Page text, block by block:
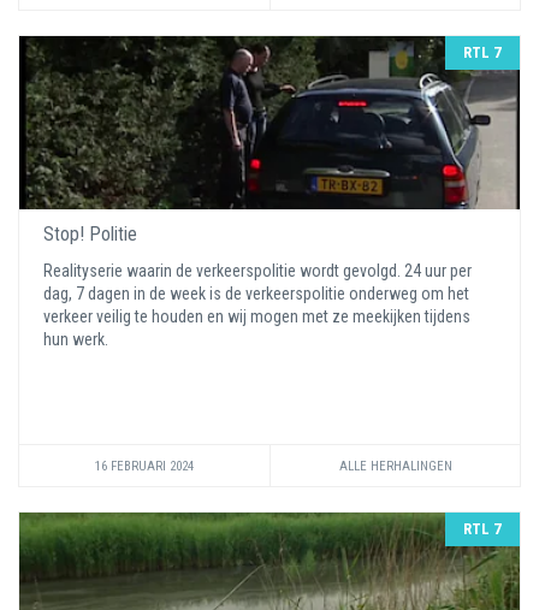
RTL 7
Stop! Politie
Realityserie waarin de verkeerspolitie wordt gevolgd. 24 uur per
dag, 7 dagen in de week is de verkeerspolitie onderweg om het
verkeer veilig te houden en wij mogen met ze meekijken tijdens
hun werk.
16 FEBRUARI 2024 ALLE HERHALINGEN
RTL 7